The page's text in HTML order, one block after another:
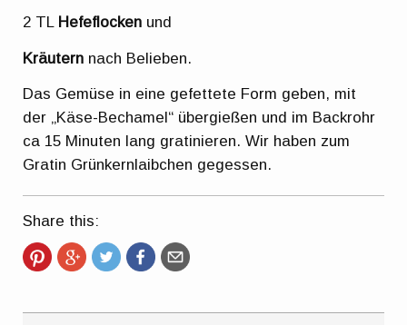
2 TL Hefeflocken und
Kräutern nach Belieben.
Das Gemüse in eine gefettete Form geben, mit
der „Käse-Bechamel“ übergießen und im Backrohr
ca 15 Minuten lang gratinieren. Wir haben zum
Gratin Grünkernlaibchen gegessen.
Share this: